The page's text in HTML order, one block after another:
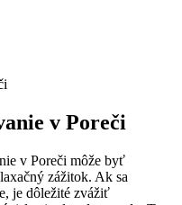
v Poreči
v Poreči môže byť
zážitok. Ak sa
je dôležité zvážiť